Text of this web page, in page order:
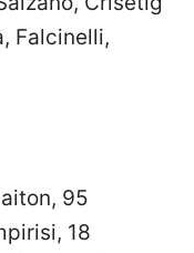
Falcinelli,
95
18